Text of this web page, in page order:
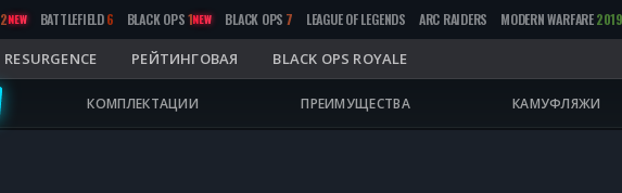
2NEW BATTLEFIELD6 BLACK OPS1NEW BLACK OPS 7 LEAGUE OF LEGENDS ARC RAIDERS MODERN WARFARE2019
RESURGENCE РЕЙТИНГОВАЯ BLACK OPS ROYALE
КОМПЛЕКТАЦИИ ПРЕИМУЩЕСТВА КАМУФЛЯЖИ